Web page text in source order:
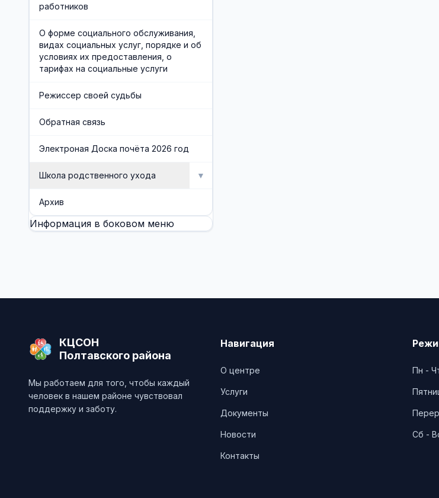
работников
О форме социального обслуживания,
видах социальных услуг, порядке и об
условиях их предоставления, о
тарифах на социальные услуги
Режиссер своей судьбы
Обратная связь
Электроная Доска почёта 2026 год
Школа родственного ухода ▼
Школа родственного ухода
Занятия
Архив
Информация в боковом меню
КЦСОН
Полтавского района
Мы работаем для того, чтобы каждый
человек в нашем районе чувствовал
поддержку и заботу.
Навигация
О центре
Услуги
Документы
Новости
Контакты
Пн -
Сб -